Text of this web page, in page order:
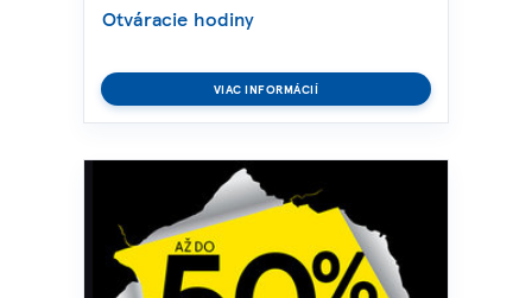
Otváracie hodiny
VIAC INFORMÁCIÍ